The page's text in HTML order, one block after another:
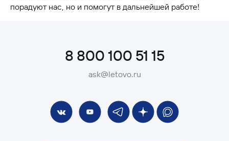
порадуют нас, но и помогут в дальнейшей работе!
8 800 100 51 15
ask@letovo.ru